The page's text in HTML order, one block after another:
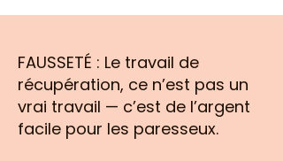
FAUSSETÉ : Le travail de
récupération, ce n’est pas un
vrai travail — c’est de l’argent
facile pour les paresseux.